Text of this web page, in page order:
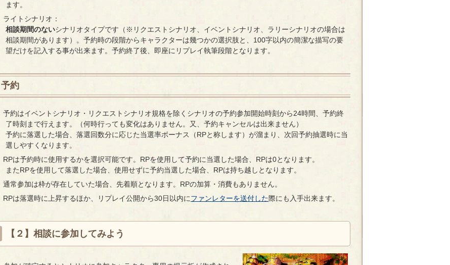
ます。
ライトシナリオ：
相談期間のないシナリオタイプです（※リクエストシナリオ、イベントシナリオ、ラリーシナリオの場合は
相談期間があります）。予約時の段階からキャラクターは幾つかの選択肢と、100字以内の簡潔な描写の要
望だけを記入する事が出来ます。予約終了後、即座にリプレイ執筆段階となります。
予約
予約はイベントシナリオ・リクエストシナリオ規格を除くシナリオの予約参加開始時刻から24時間、予約終
了時刻まで行えます。（何時行っても変化はありません。又、予約キャンセルは出来ません）
予約に落選した場合、落選回数分に応じた当選率ボーナス（RPと称します）が溜まり、次回予約抽選時に当
選しやすくなります。
RPは予約時に使用するかを選択可能です。RPを使用して予約に当選した場合、RPは0となります。
またRPを使用して落選した場合、使用せずに予約当選した場合、RPは持ち越しとなります。
通常参加は枠が存在していた場合、先着順となります。RPの加算・消費もありません。
RPは落選時に上昇するほか、リプレイ公開から30日以内にファンレターを送付した際にも入手出来ます。
【２】相談に参加してみよう